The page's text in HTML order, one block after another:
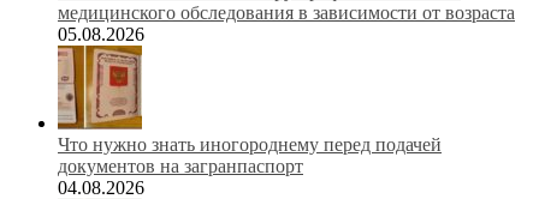
медицинского обследования в зависимости от возраста
05.08.2026
Что нужно знать иногороднему перед подачей
документов на загранпаспорт
04.08.2026